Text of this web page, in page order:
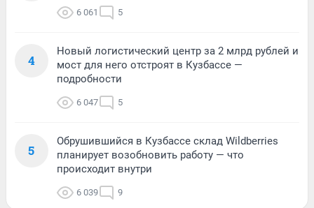
6 061 5
4
Новый логистический центр за 2 млрд рублей и
мост для него отстроят в Кузбассе —
подробности
6 047 5
5
Обрушившийся в Кузбассе склад Wildberries
планирует возобновить работу — что
происходит внутри
6 039 9